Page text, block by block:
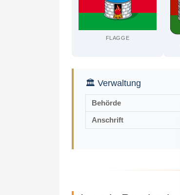
FLAGGE
🏛 Verwaltung
Behörde
Anschrift